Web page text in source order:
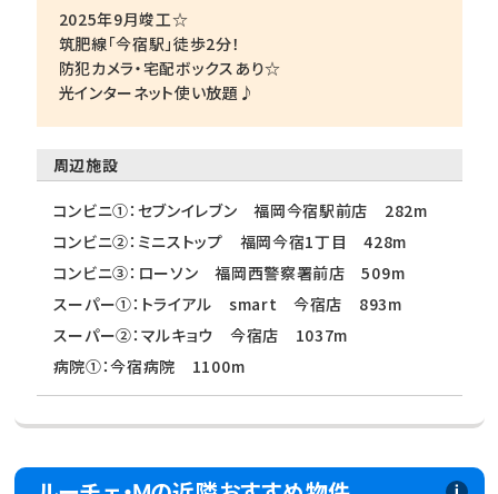
2025年9月竣工☆
筑肥線「今宿駅」徒歩2分！
防犯カメラ・宅配ボックスあり☆
光インターネット使い放題♪
周辺施設
コンビニ①：セブンイレブン 福岡今宿駅前店 282m
コンビニ②：ミニストップ 福岡今宿1丁目 428m
コンビニ③：ローソン 福岡西警察署前店 509m
スーパー①：トライアル smart 今宿店 893m
スーパー②：マルキョウ 今宿店 1037m
病院①：今宿病院 1100m